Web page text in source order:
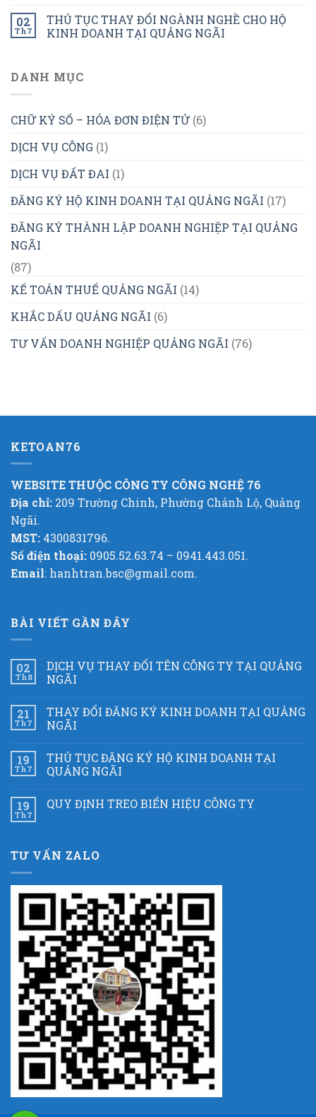
02
Th7
THỦ TỤC THAY ĐỔI NGÀNH NGHỀ CHO HỘ
KINH DOANH TẠI QUẢNG NGÃI
DANH MỤC
CHỮ KÝ SỐ – HÓA ĐƠN ĐIỆN TỬ(6)
DỊCH VỤ CÔNG (1)
DỊCH VỤ ĐẤT ĐAI (1)
ĐĂNG KÝ HỘ KINH DOANH TẠI QUẢNG NGÃI (17)
ĐĂNG KÝ THÀNH LẬP DOANH NGHIỆP TẠI QUẢNG
NGÃI
(87)
KẾ TOÁN THUẾ QUẢNG NGÃI (14)
KHẮC DẤU QUẢNG NGÃI (6)
TƯ VẤN DOANH NGHIỆP QUẢNG NGÃI (76)
KETOAN76
WEBSITE THUỘC CÔNG TY CÔNG NGHỆ 76
Địa chỉ: 209 Trường Chinh, Phường Chánh Lộ, Quảng
Ngãi.
MST: 4300831796.
Số điện thoại: 0905.52.63.74 – 0941.443.051.
Email: hanhtran.bsc@gmail.com.
BÀI VIẾT GẦN ĐÂY
02
Th8
DỊCH VỤ THAY ĐỔI TÊN CÔNG TY TẠI QUẢNG
NGÃI
21
Th7
THAY ĐỔI ĐĂNG KÝ KINH DOANH TẠI QUẢNG
NGÃI
19
Th7
THỦ TỤC ĐĂNG KÝ HỘ KINH DOANH TẠI
QUẢNG NGÃI
19
Th7
QUY ĐỊNH TREO BIỂN HIỆU CÔNG TY
TƯ VẤN ZALO